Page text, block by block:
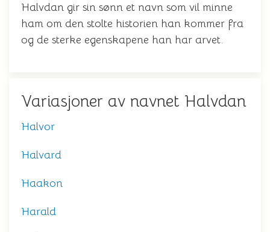
Halvdan gir sin sønn et navn som vil minne
ham om den stolte historien han kommer fra
og de sterke egenskapene han har arvet.
Variasjoner av navnet Halvdan
Halvor
Halvard
Haakon
Harald